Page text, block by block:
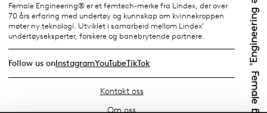
Female Engineering® er et femtech-merke fra Lindex, der over
70 års erfaring med undertøy og kunnskap om kvinnekroppen
møter ny teknologi. Utviklet i samarbeid mellom Lindex’
undertøyseksperter, forskere og banebrytende partnere.
Follow us onInstagramYouTubeTikTok
Kontakt oss
Om oss